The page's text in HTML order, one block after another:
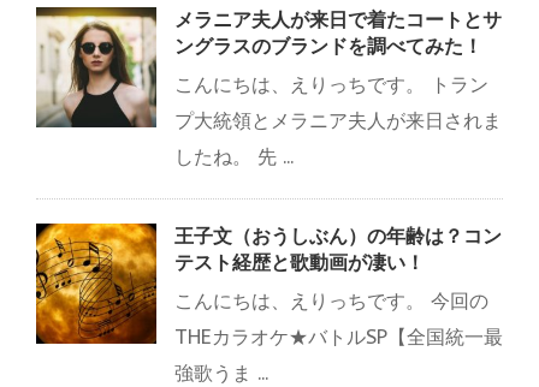
メラニア夫人が来日で着たコートとサ
ングラスのブランドを調べてみた！
こんにちは、えりっちです。 トラン
プ大統領とメラニア夫人が来日されま
したね。 先 ...
王子文（おうしぶん）の年齢は？コン
テスト経歴と歌動画が凄い！
こんにちは、えりっちです。 今回の
THEカラオケ★バトルSP【全国統一最
強歌うま ...